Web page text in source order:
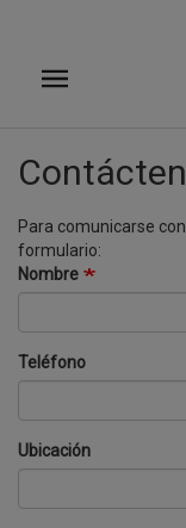
principal
Para comunicarse
formulario:
Nombre
Teléfono
Ubicación